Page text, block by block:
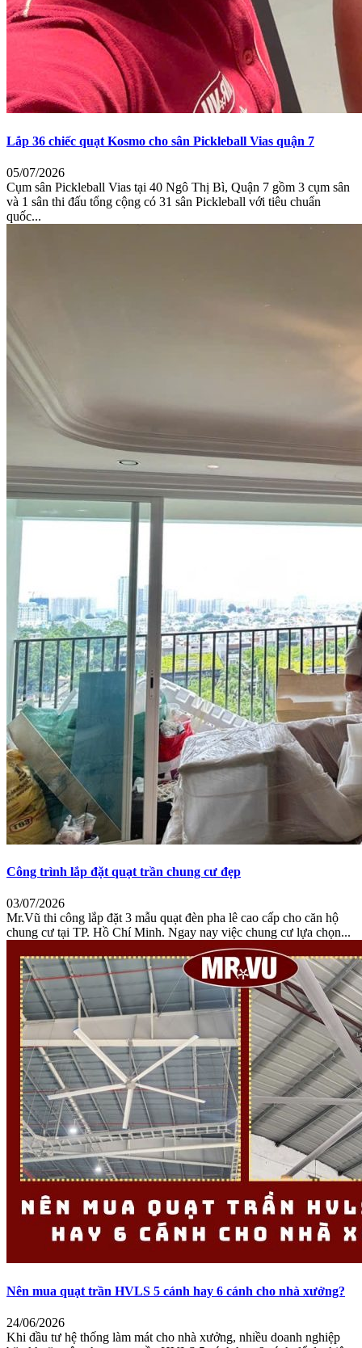
Lắp 36 chiếc quạt Kosmo cho sân Pickleball Vias quận 7
05/07/2026
Cụm sân Pickleball Vias tại 40 Ngô Thị Bì, Quận 7 gồm 3 cụm sân
và 1 sân thi đấu tổng cộng có 31 sân Pickleball với tiêu chuẩn
quốc...
Công trình lắp đặt quạt trần chung cư đẹp
03/07/2026
Mr.Vũ thi công lắp đặt 3 mẫu quạt đèn pha lê cao cấp cho căn hộ
chung cư tại TP. Hồ Chí Minh. Ngay nay việc chung cư lựa chọn...
Nên mua quạt trần HVLS 5 cánh hay 6 cánh cho nhà xưởng?
24/06/2026
Khi đầu tư hệ thống làm mát cho nhà xưởng, nhiều doanh nghiệp